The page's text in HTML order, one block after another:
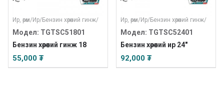
Ир, өрөм/Ир/Бензин хөрөөний гинж/
Модел: TGTSC51801
Бензин хөрөөний гинж 18
55,000 ₮
Ир, өрөм/Ир/Бензин хөрөөний гинж/
Модел: TGTSC52401
Бензин хөрөөний ир 24"
92,000 ₮